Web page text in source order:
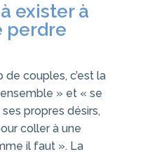
exister à
perdre
couples, c’est la
» et « se
propres désirs,
coller à une
il faut ». La